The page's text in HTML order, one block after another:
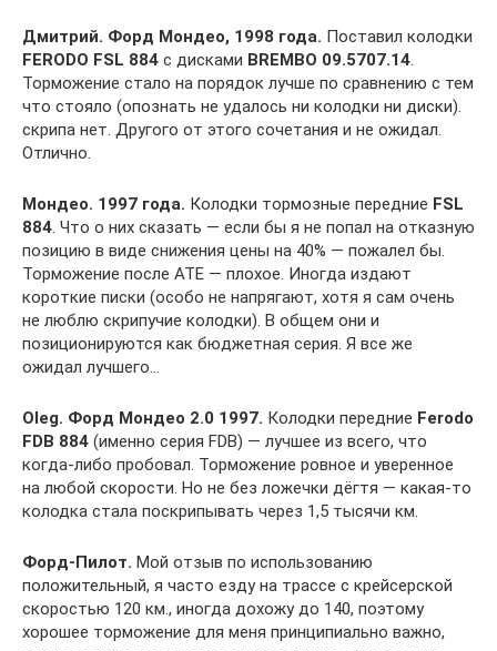
Дмитрий. Форд Мондео, 1998 года. Поставил колодки
FERODO FSL 884 с дисками BREMBO 09.5707.14.
Торможение стало на порядок лучше по сравнению с тем
что стояло (опознать не удалось ни колодки ни диски).
скрипа нет. Другого от этого сочетания и не ожидал.
Отлично.
Мондео. 1997 года. Колодки тормозные передние FSL
884. Что о них сказать — если бы я не попал на отказную
позицию в виде снижения цены на 40% — пожалел бы.
Торможение после ATE — плохое. Иногда издают
короткие писки (особо не напрягают, хотя я сам очень
не люблю скрипучие колодки). В общем они и
позиционируются как бюджетная серия. Я все же
ожидал лучшего…
Oleg. Форд Мондео 2.0 1997. Колодки передние Ferodo
FDB 884 (именно серия FDB) — лучшее из всего, что
когда-либо пробовал. Торможение ровное и уверенное
на любой скорости. Но не без ложечки дёгтя — какая-то
колодка стала поскрипывать через 1,5 тысячи км.
Форд-Пилот. Мой отзыв по использованию
положительный, я часто езду на трассе с крейсерской
скоростью 120 км., иногда дохожу до 140, поэтому
хорошее торможение для меня принципиально важно,